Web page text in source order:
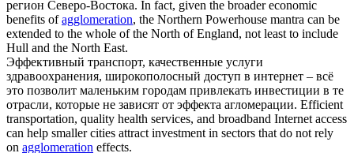
регион Северо-Востока. In fact, given the broader economic
benefits ofagglomeration, the Northern Powerhouse mantra can be
extended to the whole of the North of England, not least to include
Hull and the North East.
Эффективный транспорт, качественные услуги
здравоохранения, широкополосный доступ в интернет – всё
это позволит маленьким городам привлекать инвестиции в те
отрасли, которые не зависят от эффекта агломерации. Efficient
transportation, quality health services, and broadband Internet access
can help smaller cities attract investment in sectors that do not rely
on agglomeration effects.